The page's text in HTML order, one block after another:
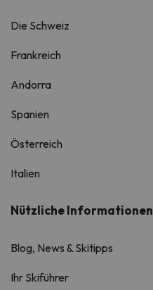
Die Schweiz
Frankreich
Andorra
Spanien
Österreich
Italien
Nützliche Informationen
Blog, News & Skitipps
Ihr Skiführer